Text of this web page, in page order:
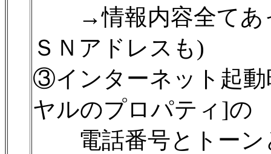
→情報内容全てあ
ＳＮアドレスも)
③インターネット起
ヤルのプロパティ]の
電話番号とトーン